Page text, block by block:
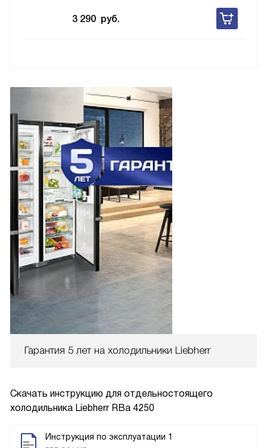
Гарантия 5 лет на холодильники Liebherr
Скачать инструкцию для отдельностоящего
холодильника Liebherr RBa 4250
Инструкция по эксплуатации 1
3 290 руб.